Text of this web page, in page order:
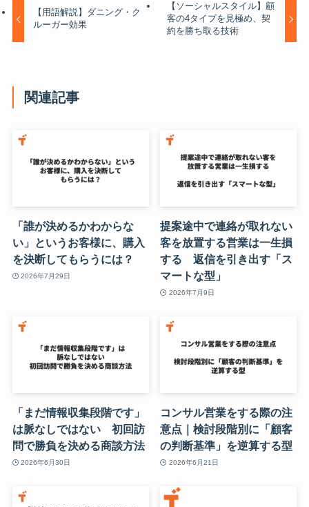
【用語解説】ダニング・ク
ルーガー効果
【ソーシャルスタイル】顧
客の4タイプを見極め、契
約を勝ち取る技術
関連記事
「誰が決めるかわからな
い」というお客様に、購入
を決断してもらうには？
2026年7月29日
提案途中で連絡が取れない
客を放置する営業は一生損
する 返信を引き出す「ス
マートな型」
2026年7月9日
「まだ情報収集段階です」
は脈なしではない 初回訪
問で勝負を決める商談方法
2026年6月30日
コンサル営業をする際の注
意点｜検討段階別に「顧客
の判断基準」を逆算する型
2026年6月21日